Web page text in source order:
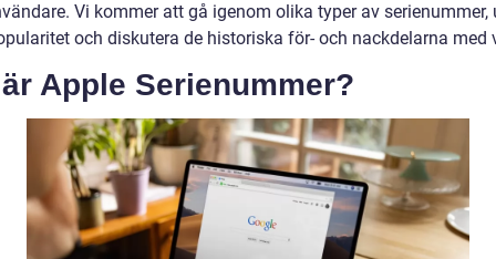
Vi kommer att gå igenom olika typer av serienummer,
och diskutera de historiska för- och nackdelarna med
Apple Serienummer?